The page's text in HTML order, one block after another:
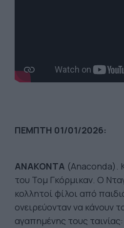
ΠΕΜΠΤΗ 01/01/2026:
ΑΝΑΚΟΝΤΑ (Anaconda).
του Τομ Γκόρμικαν. O
κολλητοί φίλοι από
ονειρεύονταν να κάνουν
αγαπημένης τους